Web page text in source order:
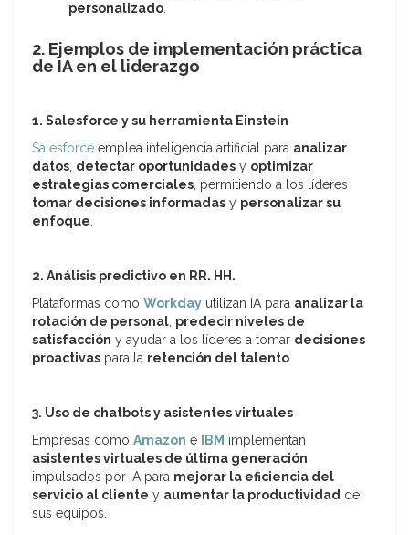
personalizado.
2. Ejemplos de implementación práctica
de IA en el liderazgo
1. Salesforce y su herramienta Einstein
Salesforce emplea inteligencia artificial para analizar
datos, detectar oportunidades y optimizar
estrategias comerciales, permitiendo a los líderes
tomar decisiones informadas y personalizar su
enfoque.
2. Análisis predictivo en RR. HH.
Plataformas como Workday utilizan IA para analizar la
rotación de personal, predecir niveles de
satisfacción y ayudar a los líderes a tomar decisiones
proactivas para la retención del talento.
3. Uso de chatbots y asistentes virtuales
Empresas como Amazon e IBM implementan
asistentes virtuales de última generación
impulsados por IA para mejorar la eficiencia del
servicio al cliente y aumentar la productividad de
sus equipos.